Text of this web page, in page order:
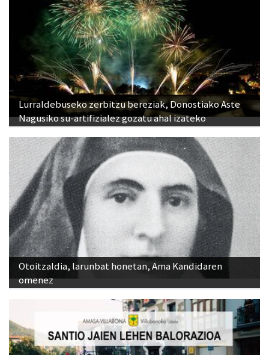
Lurraldebuseko zerbitzu bereziak, Donostiako Aste
Nagusiko su-artifizialez gozatu ahal izateko
Otoitzaldia, larunbat honetan, Ama Kandidaren
omenez